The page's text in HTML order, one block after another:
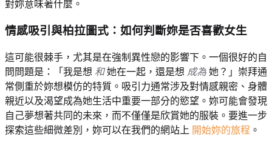
對妳意味著什麼。
情感吸引與柏拉圖式：如何判斷妳是否喜歡女生
這可能很棘手，尤其是在強制異性戀的影響下。一個很好的自
問問題是：「我是想 和她在一起，還是想 成為 她？」崇拜通
常側重於妳想模仿的特質。吸引力通常涉及對情感親密、身體
親近以及渴望成為她生活中重要一部分的慾望。妳可能會發現
自己夢想著共同的未來，而不僅僅是欣賞她的服裝。要進一步
探索這些細微差別，妳可以在我們的網站上 開始妳的旅程 。